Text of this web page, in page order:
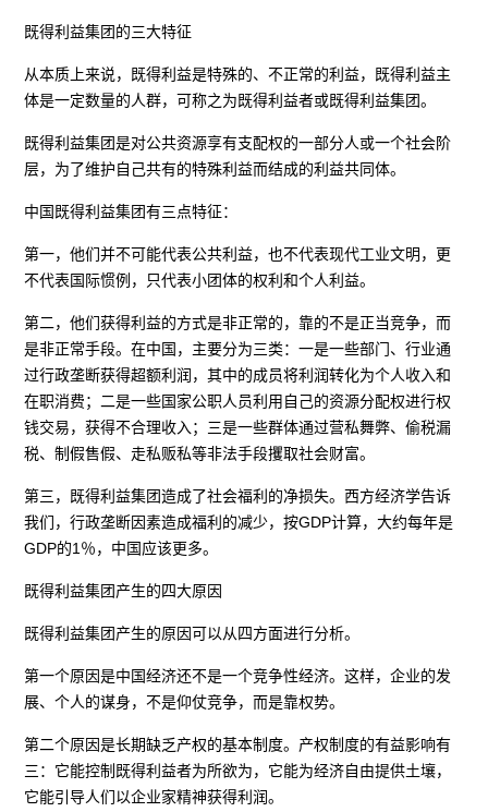
既得利益集团的三大特征
从本质上来说，既得利益是特殊的、不正常的利益，既得利益主
体是一定数量的人群，可称之为既得利益者或既得利益集团。
既得利益集团是对公共资源享有支配权的一部分人或一个社会阶
层，为了维护自己共有的特殊利益而结成的利益共同体。
中国既得利益集团有三点特征：
第一，他们并不可能代表公共利益，也不代表现代工业文明，更
不代表国际惯例，只代表小团体的权利和个人利益。
第二，他们获得利益的方式是非正常的，靠的不是正当竞争，而
是非正常手段。在中国，主要分为三类：一是一些部门、行业通
过行政垄断获得超额利润，其中的成员将利润转化为个人收入和
在职消费；二是一些国家公职人员利用自己的资源分配权进行权
钱交易，获得不合理收入；三是一些群体通过营私舞弊、偷税漏
税、制假售假、走私贩私等非法手段攫取社会财富。
第三，既得利益集团造成了社会福利的净损失。西方经济学告诉
我们，行政垄断因素造成福利的减少，按GDP计算，大约每年是
GDP的1％，中国应该更多。
既得利益集团产生的四大原因
既得利益集团产生的原因可以从四方面进行分析。
第一个原因是中国经济还不是一个竞争性经济。这样，企业的发
展、个人的谋身，不是仰仗竞争，而是靠权势。
第二个原因是长期缺乏产权的基本制度。产权制度的有益影响有
三：它能控制既得利益者为所欲为，它能为经济自由提供土壤，
它能引导人们以企业家精神获得利润。